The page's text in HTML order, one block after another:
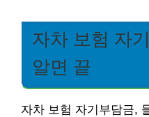
자차 보험 자
알면 끝
자차 보험 자기부담금,